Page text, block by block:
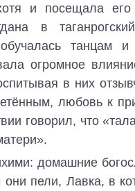
и посещала
в
танцам
огромное
в них
любовь к
говорил, что
домашние
пели, Лавка, в